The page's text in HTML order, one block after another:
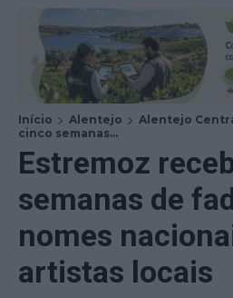
Início Alentejo Alentejo
cinco semanas...
Estremoz
semanas de
nomes
artistas locais